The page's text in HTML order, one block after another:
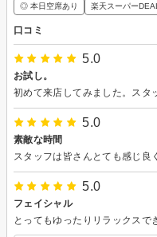
◎ 本日空席あり 楽天スーパーDEAL
口コミ
5.0
お試し。
5.0
素敵な時間
5.0
フェイシャル
とってもゆったりリラックスで